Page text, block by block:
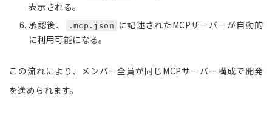
表示される。
承認後、
.mcp.json
に記述されたMCPサーバーが自動的
に利用可能になる。
この流れにより、メンバー全員が同じMCPサーバー構成で開発
を進められます。